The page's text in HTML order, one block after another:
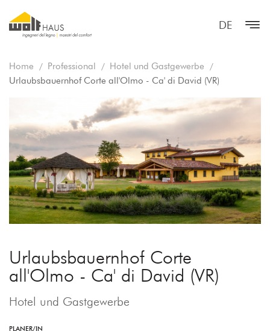
DE
Home Professional
Hotel und Gastgewerbe
Urlaubsbauernhof Corte all'Olmo - Ca' di David (VR)
Urlaubsbauernhof Corte
all'Olmo - Ca' di David (VR)
Hotel und Gastgewerbe
PLANER/IN